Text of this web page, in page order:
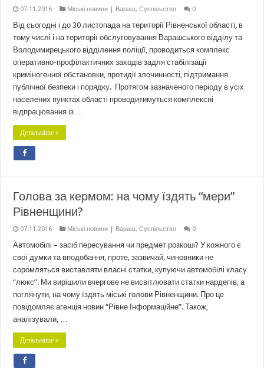
07.11.2016 Міські новини | Вараш,Суспільство 0
Від сьогодні і до 30 листопада на території Рівненської області, в
тому числі і на території обслуговування Варашського відділу та
Володимирецького відділення поліції, проводиться комплекс
оперативно-профілактичних заходів задля стабілізації
криміногенної обстановки, протидії злочинності, підтримання
публічної безпеки і порядку. Протягом зазначеного періоду в усіх
населених пунктах області проводитимуться комплексні
відпрацювання із …
Детальніше »
Голова за кермом: на чому їздять “мери”
Рівненщини?
07.11.2016 Міські новини | Вараш,Суспільство 0
Автомобілі – засіб пересування чи предмет розкоші? У кожного є
свої думки та вподобання, проте, зазвичай, чиновники не
соромляться виставляти власні статки, купуючи автомобілі класу
“люкс”. Ми вирішили вчергове не висвітлювати статки нардепів, а
поглянути, на чому їздять міські голови Рівненщини. Про це
повідомляє агенція новин “Рівне Інформаційне”. Також,
аналізували, …
Детальніше »